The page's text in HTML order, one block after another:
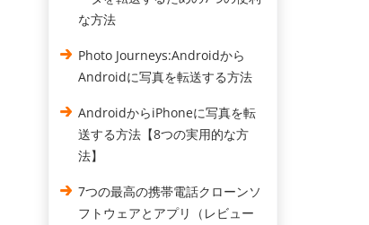
な方法
Photo Journeys:Androidから
Androidに写真を転送する方法
AndroidからiPhoneに写真を転
送する方法【8つの実用的な方
法】
7つの最高の携帯電話クローンソ
フトウェアとアプリ（レビュー